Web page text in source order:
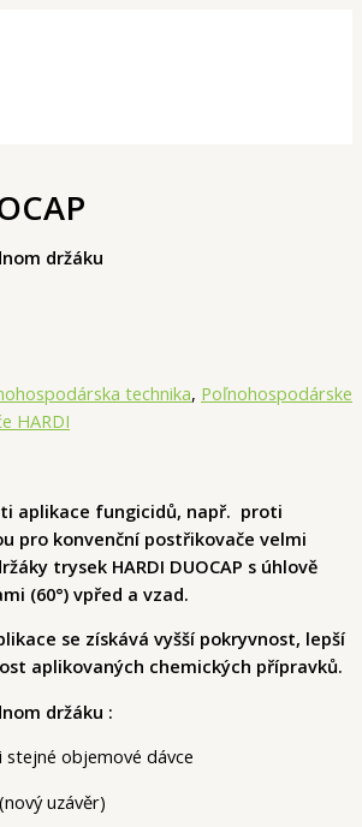
držáku
technika, Poľnohospodárske
HARDI
aplikace fungicidů, např. proti
pro konvenční postřikovače velmi
trysek HARDI DUOCAP s úhlově
(60°) vpřed a vzad.
se získává vyšší pokryvnost, lepší
aplikovaných chemických přípravků.
držáku :
objemové dávce
uzávěr)